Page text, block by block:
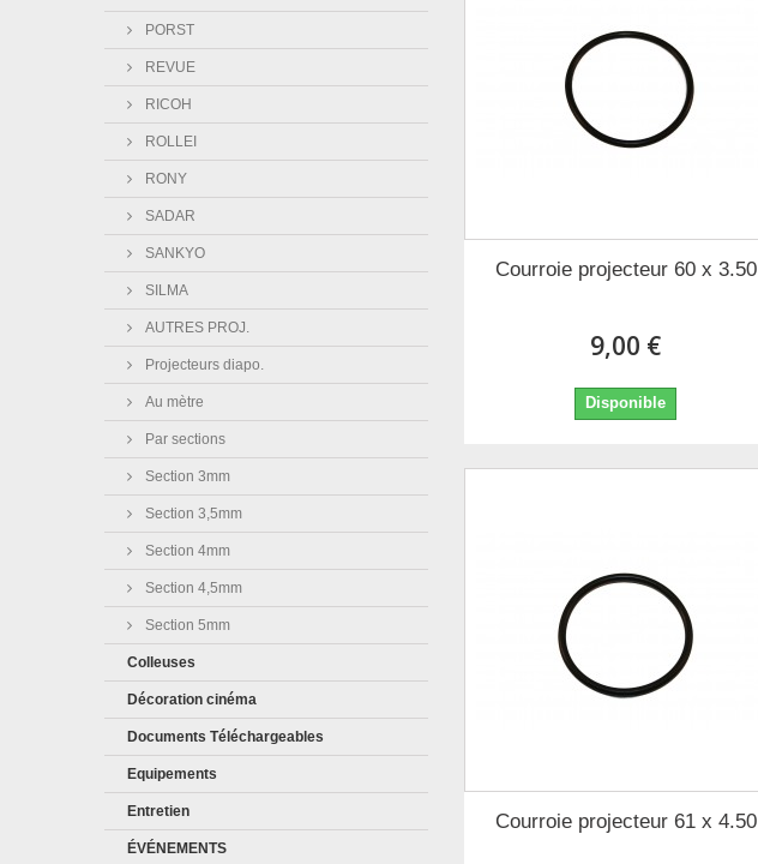
PORST
REVUE
RICOH
ROLLEI
RONY
SADAR
SANKYO
SILMA
AUTRES PROJ.
Projecteurs diapo.
Au mètre
Par sections
Section 3mm
Section 3,5mm
Section 4mm
Section 4,5mm
Section 5mm
Colleuses
Décoration cinéma
Documents Téléchargeables
Equipements
Entretien
ÉVÉNEMENTS
Courroie projecteur 60 x 3.50
9,00 €
Disponible
Courroie projecteur 61 x 4.50